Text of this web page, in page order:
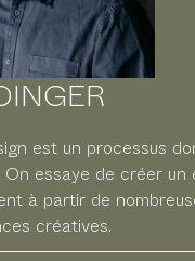
est un processus
On essaye de créer un
à partir de
créatives.